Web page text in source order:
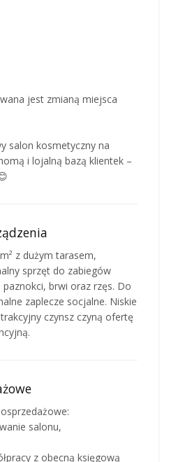
jest zmianą miejsca
salon kosmetyczny na
i lojalną bazą klientek –
z dużym tarasem,
sprzęt do zabiegów
brwi oraz rzęs. Do
zaplecze socjalne. Niskie
czynsz czyną ofertę
salonu,
z obecną księgową